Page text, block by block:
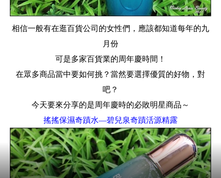
相信一般有在逛百貨公司的女性們，應該都知道每年的九
月份
可是多家百貨業的周年慶時間！
在眾多商品當中要如何挑？當然要選擇優質的好物，對
吧？
今天要來分享的是周年慶時的必敗明星商品～
搖搖保濕奇蹟水—碧兒泉奇蹟活源精露